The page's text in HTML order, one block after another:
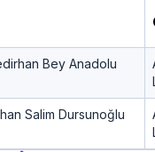
Bey Anadolu
Salim Dursunoğlu